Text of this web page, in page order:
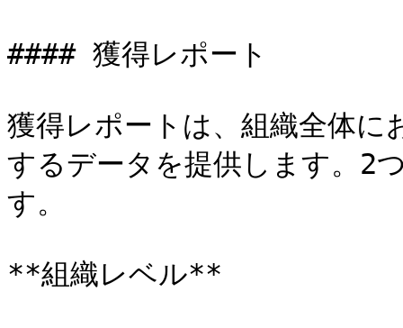
#### 獲得レポート
獲得レポートは、組織全体に
するデータを提供します。2
す。
**組織レベル**